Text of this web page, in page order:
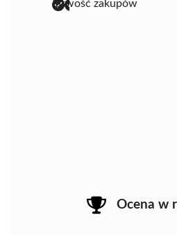
łatwość zakupów
Ocena w